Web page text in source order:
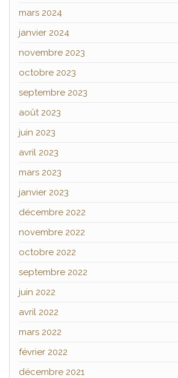
mars 2024
janvier 2024
novembre 2023
octobre 2023
septembre 2023
août 2023
juin 2023
avril 2023
mars 2023
janvier 2023
décembre 2022
novembre 2022
octobre 2022
septembre 2022
juin 2022
avril 2022
mars 2022
février 2022
décembre 2021